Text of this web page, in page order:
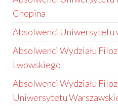
Chopina
Absolwenci Uniwersytetu
Absolwenci Wydziału
Lwowskiego
Absolwenci Wydziału
Uniwersytetu